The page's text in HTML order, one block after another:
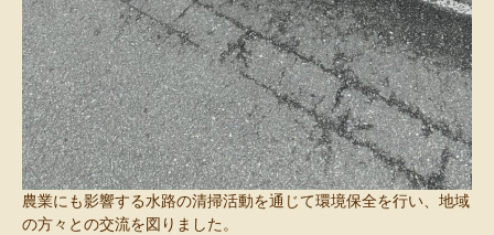
農業にも影響する水路の清掃活動を通じて環境保全を行い、地域
の方々との交流を図りました。